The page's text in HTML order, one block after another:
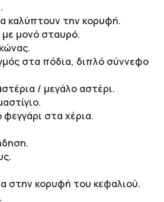
καλύπτουν την κορυφή.
μονό σταυρό.
στα πόδια, διπλό σύννεφο
/ μεγάλο αστέρι.
στα χέρια.
στην κορυφή του κεφαλιού.